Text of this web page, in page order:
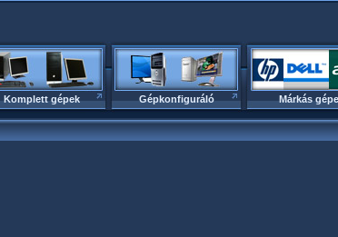
Komplett gépek Gépkonfiguráló Márkás